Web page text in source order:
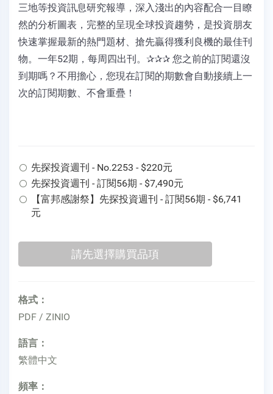
三地等投資訊息研究報導，深入淺出的內容配合一目瞭
然的分析圖表，完整的呈現全球投資趨勢，是投資朋友
快速掌握最新的熱門題材、搶先贏得獲利良機的最佳刊
物。一年52期，每周四出刊。✰✰✰ 您之前的訂閱還沒
到期嗎？不用擔心，您現在訂閱的期數會自動接續上一
次的訂閱期數、不會重疊！
先探投資週刊 - No.2253 - $220元
先探投資週刊 - 訂閱56期 - $7,490元
【富邦感謝祭】先探投資週刊 - 訂閱56期 - $6,741
元
格式：
PDF / ZINIO
語言：
繁體中文
頻率：